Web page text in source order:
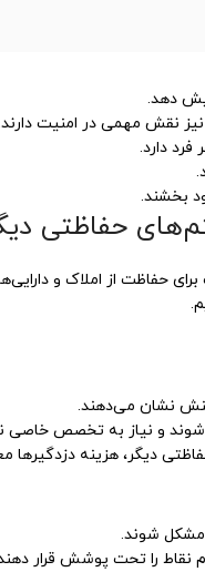
دهد.
نقش مهمی در امنیت
دارد.
بخشند.
حفاظتی
حفاظت از املاک و
نشان می‌دهند.
و نیاز به تخصص خاصی
دیگر، هزینه دزدگیرها
مشکل شوند.
نقاط را تحت پوشش قرار